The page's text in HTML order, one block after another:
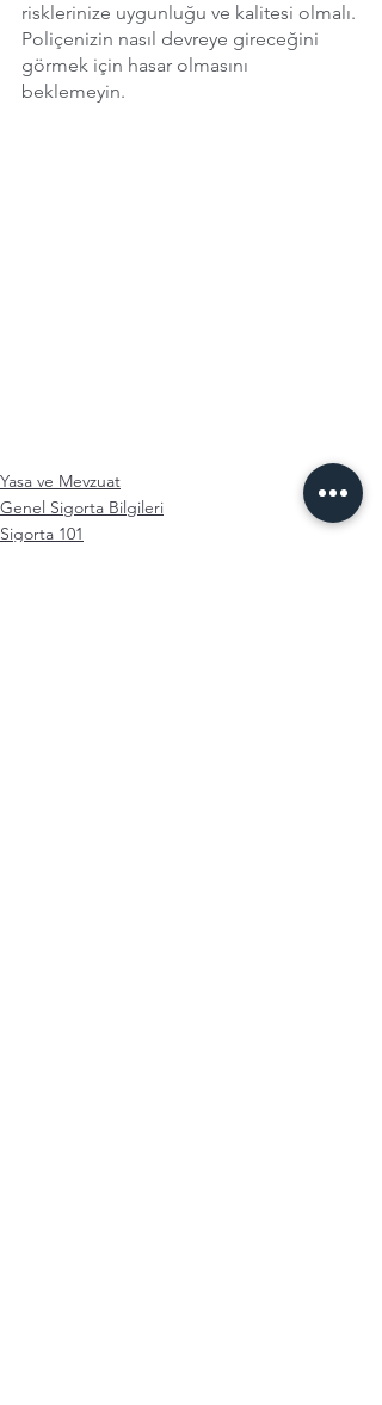
risklerinize uygunluğu ve kalitesi olmalı.
Poliçenizin nasıl devreye gireceğini
görmek için hasar olmasını
beklemeyin.
Yasa ve Mevzuat
Genel Sigorta Bilgileri
Sigorta 101